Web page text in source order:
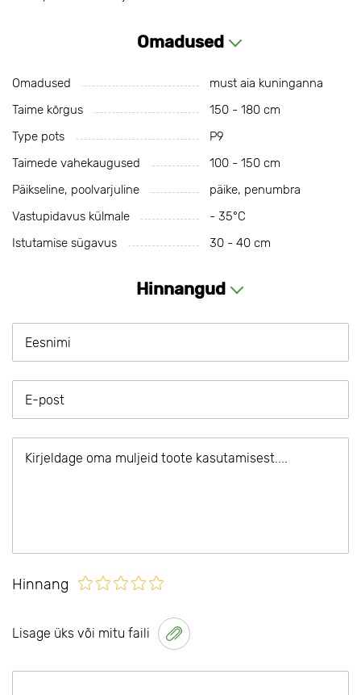
Omadused
Omadused
must aia kuninganna
Taime kõrgus
150 - 180 cm
Type pots
P9
Taimede vahekaugused
100 - 150 cm
Päikseline, poolvarjuline
päike, penumbra
Vastupidavus külmale
- 35°С
Istutamise sügavus
30 - 40 cm
Hinnangud
Hinnang
Lisage üks või mitu faili